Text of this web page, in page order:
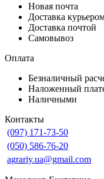
Новая почта
Доставка
Доставка почтой
Самовывоз
Оплата
Безналичный
Наложенный
Наличными
Контакты
(097) 171-73-50
(050) 586-76-20
agrariy.ua@gmail.com